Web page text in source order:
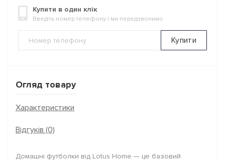
Купити в один клік
Введіть номер телефону і ми передзвонимо
Купити
Огляд товару
Характеристики
Відгуків (0)
Домашні футболки від Lotus Home — це базовий